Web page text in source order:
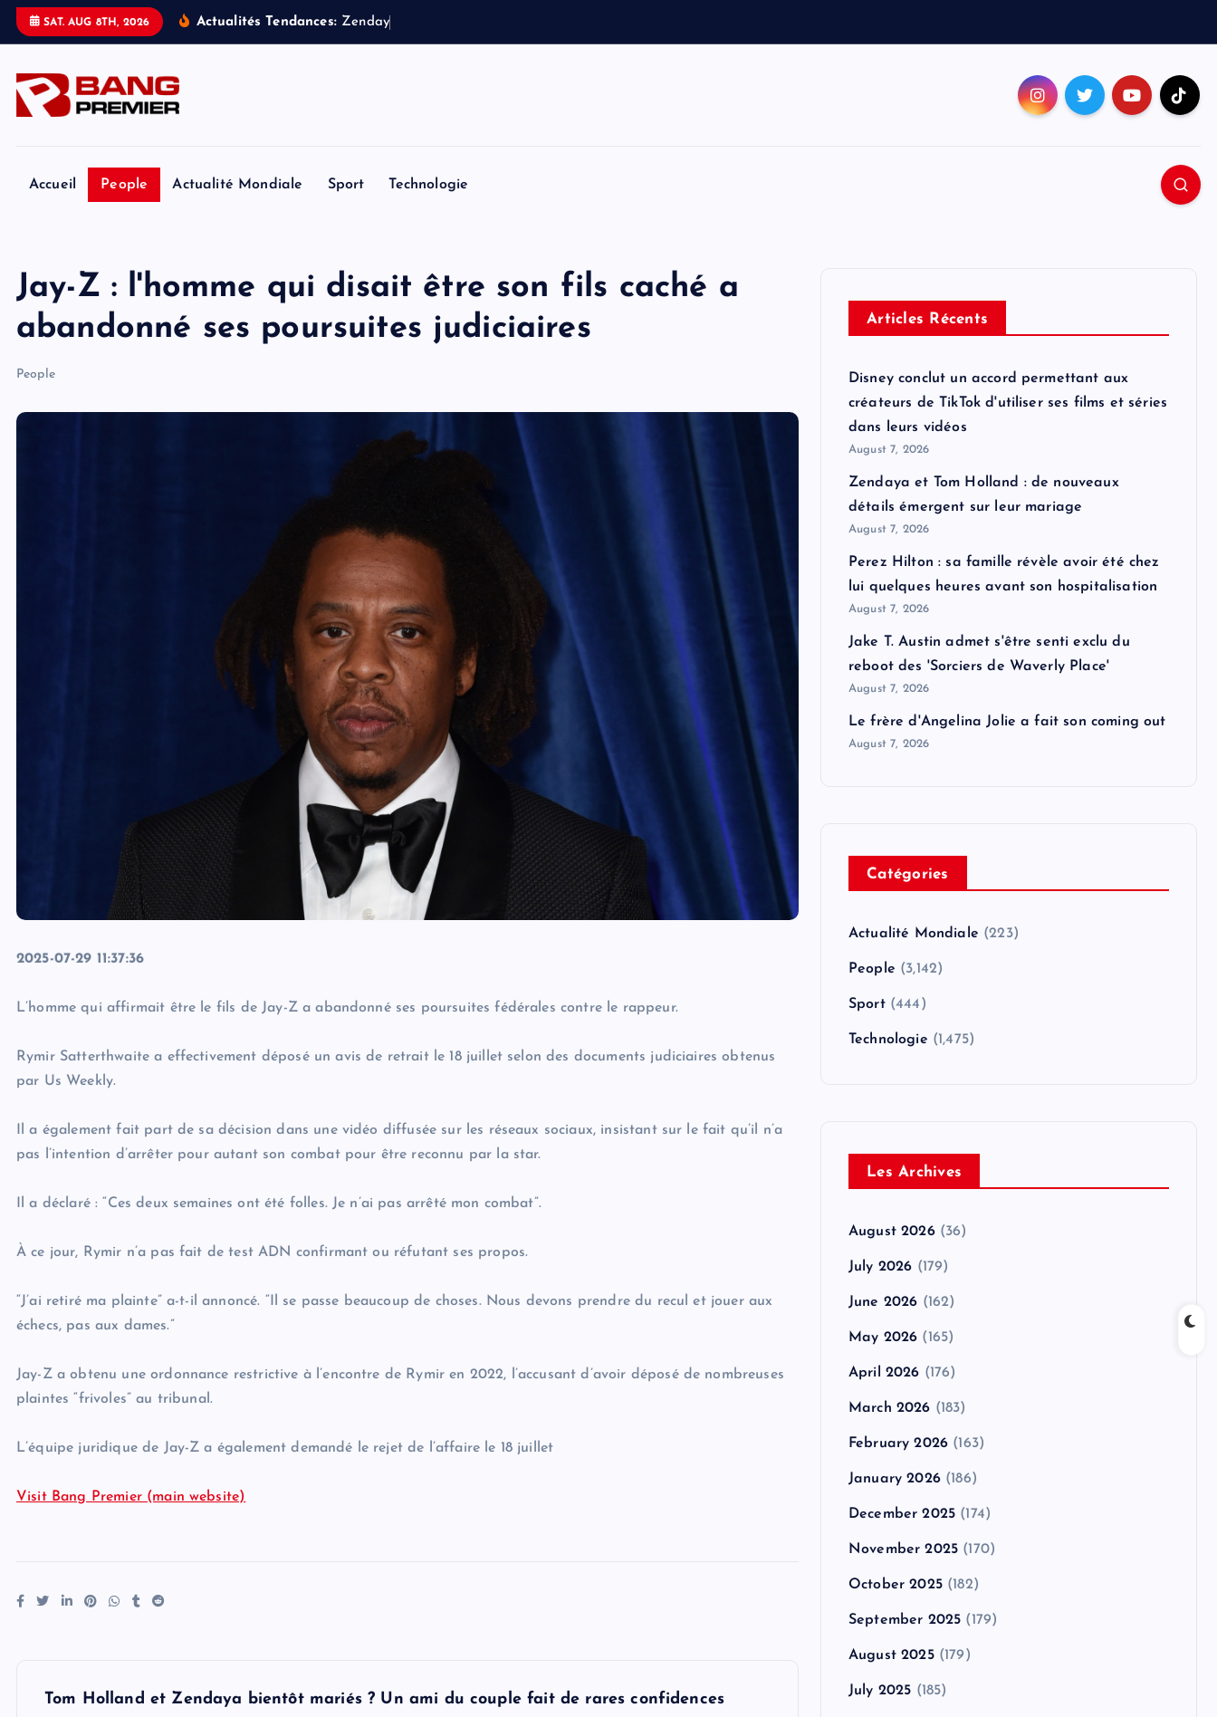
SAT. AUG 8TH, 2026 Actualités Tendances: Zenday
Accueil People Actualité Mondiale Sport Technologie
Jay-Z : l'homme qui disait être son fils caché a
abandonné ses poursuites judiciaires
People
2025-07-29 11:37:36
L’homme qui affirmait être le fils de Jay-Z a abandonné ses poursuites fédérales contre le rappeur.
Rymir Satterthwaite a effectivement déposé un avis de retrait le 18 juillet selon des documents judiciaires obtenus
par Us Weekly.
Il a également fait part de sa décision dans une vidéo diffusée sur les réseaux sociaux, insistant sur le fait qu’il n’a
pas l’intention d’arrêter pour autant son combat pour être reconnu par la star.
Il a déclaré : “Ces deux semaines ont été folles. Je n’ai pas arrêté mon combat”.
À ce jour, Rymir n’a pas fait de test ADN confirmant ou réfutant ses propos.
“J’ai retiré ma plainte” a-t-il annoncé. “Il se passe beaucoup de choses. Nous devons prendre du recul et jouer aux
échecs, pas aux dames.”
Jay-Z a obtenu une ordonnance restrictive à l’encontre de Rymir en 2022, l’accusant d’avoir déposé de nombreuses
plaintes “frivoles” au tribunal.
L’équipe juridique de Jay-Z a également demandé le rejet de l’affaire le 18 juillet
Visit Bang Premier (main website)
Tom Holland et Zendaya bientôt mariés ? Un ami du couple fait de rares confidences
Articles Récents
Disney conclut un accord permettant aux
créateurs de TikTok d'utiliser ses films et séries
dans leurs vidéos
August 7, 2026
Zendaya et Tom Holland : de nouveaux
détails émergent sur leur mariage
August 7, 2026
Perez Hilton : sa famille révèle avoir été chez
lui quelques heures avant son hospitalisation
August 7, 2026
Jake T. Austin admet s'être senti exclu du
reboot des 'Sorciers de Waverly Place'
August 7, 2026
Le frère d'Angelina Jolie a fait son coming out
August 7, 2026
Catégories
Actualité Mondiale (223)
People (3,142)
Sport(444)
Technologie (1,475)
Les Archives
August 2026(36)
July 2026 (179)
June 2026 (162)
May 2026 (165)
April 2026 (176)
March 2026 (183)
February 2026 (163)
January 2026(186)
December 2025 (174)
November 2025 (170)
October 2025(182)
September 2025 (179)
August 2025(179)
July 2025 (185)